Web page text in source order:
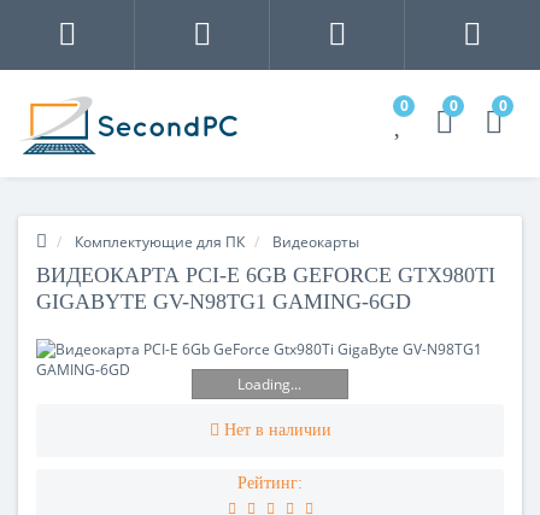
0 0 0
Комплектующие для ПК Видеокарты
ВИДЕОКАРТА PCI-E 6GB GEFORCE GTX980TI
GIGABYTE GV-N98TG1 GAMING-6GD
Loading...
Нет в наличии
Рейтинг: